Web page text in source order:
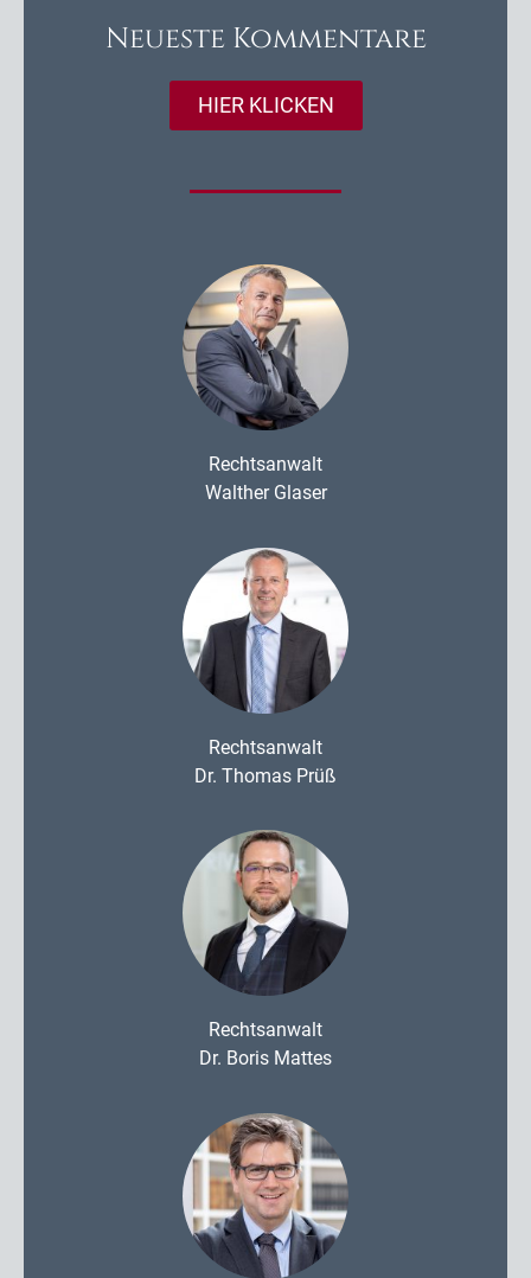
Neueste Kommentare
HIER KLICKEN
Rechtsanwalt
Walther Glaser
Rechtsanwalt
Dr. Thomas Prüß
Rechtsanwalt
Dr. Boris Mattes